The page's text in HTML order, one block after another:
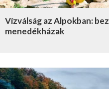
Vízválság az Alpokban:
menedékházak